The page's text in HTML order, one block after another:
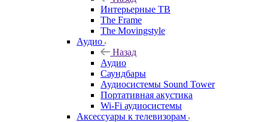
Интерьерные ТВ
The Frame
The Movingstyle
Аудио
Назад
Аудио
Саундбары
Аудиосистемы Sound Tower
Портативная акустика
Wi-Fi аудиосистемы
Аксессуары к телевизорам